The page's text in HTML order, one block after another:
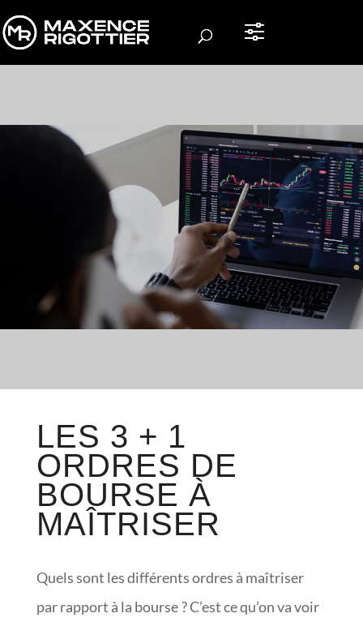
LES 3 + 1
ORDRES DE
BOURSE À
MAÎTRISER
Quels sont les différents ordres à maîtriser
par rapport à la bourse ? C’est ce qu’on va voir